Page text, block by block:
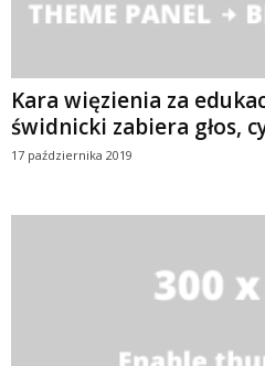
Kara więzienia za
świdnicki zabiera głos,
17 października 2019